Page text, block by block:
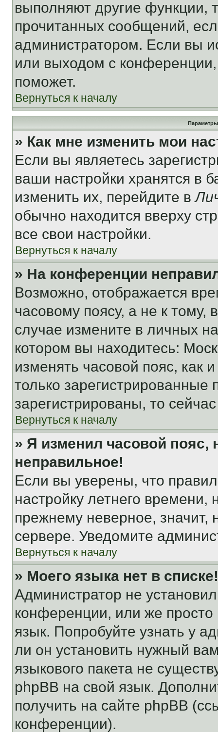
выполняют другие функции,
прочитанных сообщений,
администратором. Если вы
или выходом с
поможет.
Вернуться к началу
Параметры
» Как мне изменить мои
Если вы являетесь
ваши настройки хранятся в
изменить их, перейдите в
обычно находится вверху
все свои настройки.
Вернуться к началу
» На конференции
Возможно, отображается
часовому поясу, а не к тому,
случае измените в личных
котором вы находитесь:
изменять часовой пояс, как
только
зарегистрированы, то
Вернуться к началу
» Я изменил часовой пояс,
неправильное!
Если вы уверены, что
настройку летнего
прежнему неверное, значит,
сервере. Уведомите
Вернуться к началу
» Моего языка нет в списке!
Администратор не
конференции, или же
язык. Попробуйте узнать у
ли он установить нужный
языкового пакета не
phpBB на свой язык.
получить на сайте phpBB
конференции).